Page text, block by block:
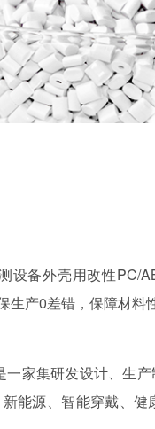
设备外壳用改性PC/
生产0差错，保障材料
家集研发设计、生
能源、智能穿戴、